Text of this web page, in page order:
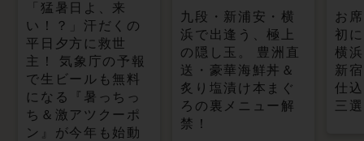
「猛暑日よ、来
い！？」汗だくの
平日夕方に救世
主！ 気象庁の予報
で生ビールも無料
になる『暑っちっ
ち＆激アツクーポ
ン』が今年も始動
九段・新浦安・横
浜で出逢う、極上
の隠し玉。 豊洲直
送・豪華海鮮丼＆
炙り塩漬け本まぐ
ろの裏メニュー解
禁！
お
初
横
新
仕
三選